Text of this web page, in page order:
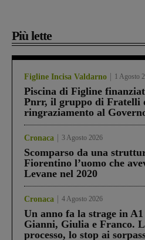
Più lette
Figline Incisa Valdarno 1 Agosto
Piscina di Figline
Pnrr, il gruppo di Fratelli
ringraziamento al
Cronaca 3 Agosto 2026
Scomparso da una
Fiorentino l’uomo che
Levane nel 2020
Cronaca 4 Agosto 2026
Un anno fa la strage in
Gianni, Giulia e Franco.
processo, lo stop ai